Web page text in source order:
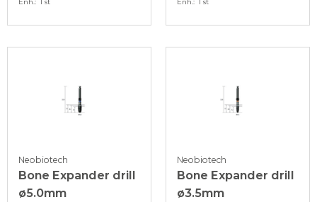
Neobiotech
Bone Expander drill
ø5.0mm
Neobiotech
Bone Expander drill
ø3.5mm